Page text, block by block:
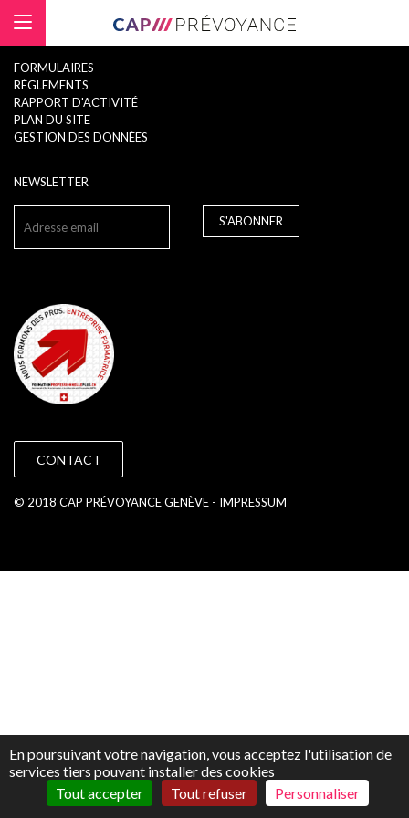
FORMULAIRES
RÉGLEMENTS
RAPPORT D'ACTIVITÉ
PLAN DU SITE
GESTION DES DONNÉES
NEWSLETTER
S'ABONNER
CONTACT
© 2018 CAP PRÉVOYANCE GENÈVE - IMPRESSUM
Panneau de gestion des cookies
En poursuivant votre navigation, vous acceptez l'utilisation de
services tiers pouvant installer des cookies
Tout accepter
Tout refuser Personnaliser